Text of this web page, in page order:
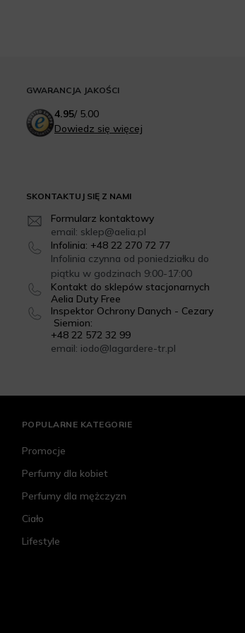
SKONTAKTUJ SIĘ Z NAMI
Formularz kontaktowy
email: sklep@aelia.pl
Infolinia: +48 22 270 72 77
Infolinia czynna od poniedziałku do
piątku w godzinach 9:00-17:00
Kontakt do sklepów stacjonarnych
Aelia Duty Free
Inspektor Ochrony Danych - Cezary
Siemion:
+48 22 572 32 99
email: iodo@lagardere-tr.pl
GWARANCJA JAKOŚCI
4.95/5.00
Dowiedz się więcej
POPULARNE KATEGORIE
Promocje
Perfumy dla kobiet
Perfumy dla mężczyzn
Ciało
Lifestyle